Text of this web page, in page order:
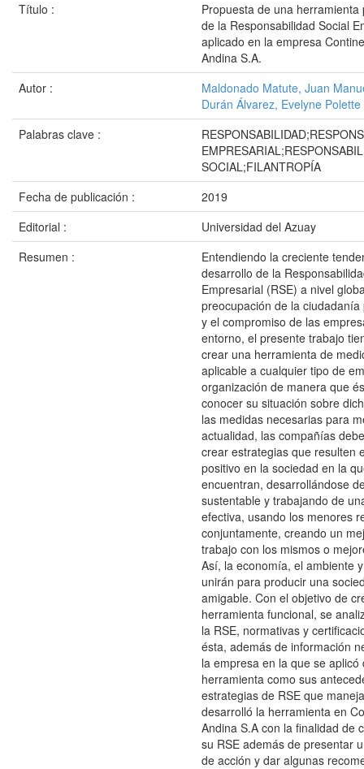
Título :
Propuesta de una herramienta
de la Responsabilidad Social
aplicado en la empresa
Andina S.A.
Autor :
Maldonado Matute, Juan
Durán Álvarez, Evelyne Polette
Palabras clave :
SOCIAL;FILANTROPÍA
Fecha de publicación :
2019
Editorial :
Universidad del Azuay
Resumen :
Entendiendo la creciente
desarrollo de la
Empresarial (RSE) a nivel
preocupación de la
y el compromiso de las
entorno, el presente trabajo
crear una herramienta de
aplicable a cualquier tipo de
organización de manera que
conocer su situación sobre
las medidas necesarias para
actualidad, las compañías
crear estrategias que resulten
positivo en la sociedad en la
encuentran, desarrollándose
sustentable y trabajando de
efectiva, usando los menores
conjuntamente, creando un
trabajo con los mismos o
Así, la economía, el ambiente
unirán para producir una
amigable. Con el objetivo de
herramienta funcional, se
la RSE, normativas y
ésta, además de información
la empresa en la que se aplicó
herramienta como sus
estrategias de RSE que
desarrolló la herramienta en
Andina S.A con la finalidad de
su RSE además de presentar
de acción y dar algunas